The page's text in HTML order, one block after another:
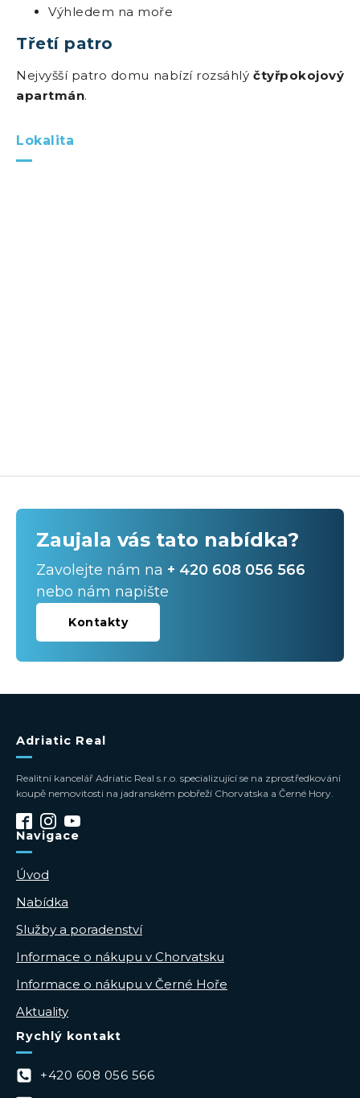
Výhledem na moře
Třetí patro
Nejvyšší patro domu nabízí rozsáhlý čtyřpokojový
apartmán.
Lokalita
Zaujala vás tato nabídka?
Zavolejte nám na + 420 608 056 566
nebo nám napište
Kontakty
Adriatic Real
Realitní kancelář Adriatic Real s.r.o. specializující se na zprostředkování
koupě nemovitosti na jadranském pobřeží Chorvatska a Černé Hory.
Navigace
Úvod
Nabídka
Služby a poradenství
Informace o nákupu v Chorvatsku
Informace o nákupu v Černé Hoře
Aktuality
Rychlý kontakt
+420 608 056 566